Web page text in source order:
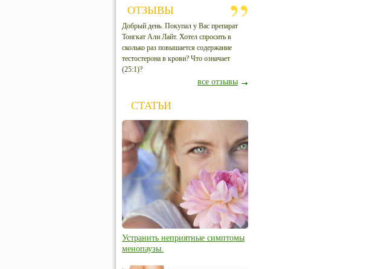
ОТЗЫВЫ
Добрый день. Покупал у Вас препарат
Тонгкат Али Лайт. Хотел спросить в
сколько раз повышается содержание
тестостерона в крови? Что означает
(25:1)?
все отзывы
СТАТЬИ
Устранить неприятные симптомы
менопаузы.